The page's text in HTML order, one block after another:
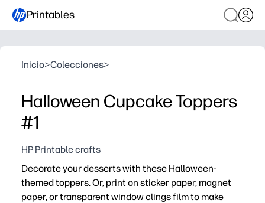
Printables
Inicio>Colecciones>
Halloween Cupcake Toppers
#1
HP Printable crafts
Decorate your desserts with these Halloween-
themed toppers. Or, print on sticker paper, magnet
paper, or transparent window clings film to make